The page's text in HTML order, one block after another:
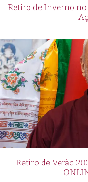
Retiro de Inverno no
Retiro de Verão